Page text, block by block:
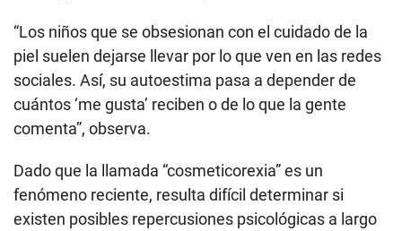
“Los niños que se obsesionan con el cuidado de la
piel suelen dejarse llevar por lo que ven en las redes
sociales. Así, su autoestima pasa a depender de
cuántos ‘me gusta’ reciben o de lo que la gente
comenta”, observa.
Dado que la llamada “cosmeticorexia” es un
fenómeno reciente, resulta difícil determinar si
existen posibles repercusiones psicológicas a largo